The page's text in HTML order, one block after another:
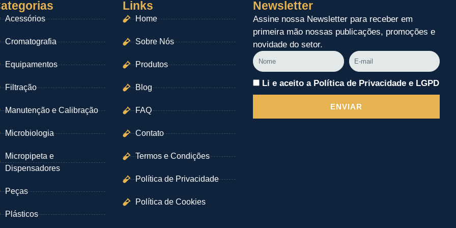
Acessórios
Cromatografia
Equipamentos
Filtração
Manutenção e Calibração
Microbiologia
Micropipeta e
Dispensadores
Peças
Plásticos
Links
Home
Sobre Nós
Produtos
Blog
FAQ
Contato
Termos e Condições
Política de Privacidade
Política de Cookies
Newsletter
Assine nossa Newsletter para receber em
primeira mão nossas publicações, promoções e
novidade do setor.
Nome
E-
mail
Li e aceito a Política de Privacidade e LGPD
ENVIAR